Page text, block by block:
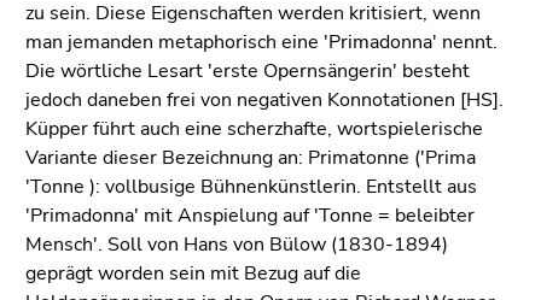
Positionsanzeige
(Zugriffstaste
2)
Zur
Hauptnavigation
(Zugriffstaste
3)
Zur
Unternavigation
(Zugriffstaste
zu sein. Diese Eigenschaften werden kritisiert, wenn
man jemanden metaphorisch eine 'Primadonna' nennt.
Die wörtliche Lesart 'erste Opernsängerin' besteht
jedoch daneben frei von negativen Konnotationen [HS].
Küpper führt auch eine scherzhafte, wortspielerische
Variante dieser Bezeichnung an: Primatonne ('Prima
'Tonne ): vollbusige Bühnenkünstlerin. Entstellt aus
'Primadonna' mit Anspielung auf 'Tonne = beleibter
Mensch'. Soll von Hans von Bülow (1830-1894)
geprägt worden sein mit Bezug auf die